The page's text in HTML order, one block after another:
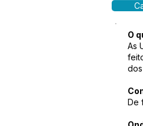
O
As
De